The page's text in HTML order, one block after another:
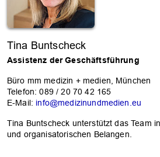
Tina Buntscheck
Assistenz der Geschäftsführung
Büro mm medizin + medien, München
Telefon: 089 / 20 70 42 165
E-Mail: info@medizinundmedien.eu
Tina Buntscheck unterstützt das Team
und organisatorischen Belangen.